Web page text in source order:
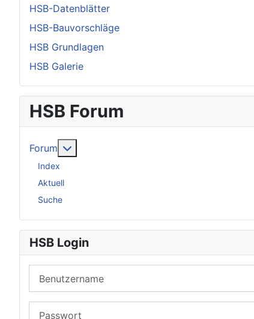
HSB-Datenblätter
HSB-Bauvorschläge
HSB Grundlagen
HSB Galerie
HSB Forum
Forum
Index
Aktuell
Suche
HSB Login